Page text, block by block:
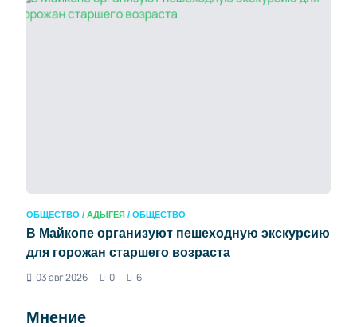
ОБЩЕСТВО / АДЫГЕЯ / ОБЩЕСТВО
В Майкопе организуют пешеходную экскурсию
для горожан старшего возраста
03 авг 2026
0 6
Мнение